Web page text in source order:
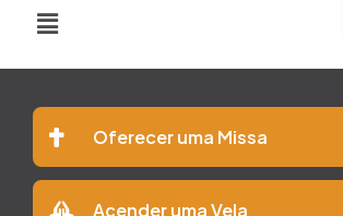
Oferecer uma Missa
Acender uma Vela